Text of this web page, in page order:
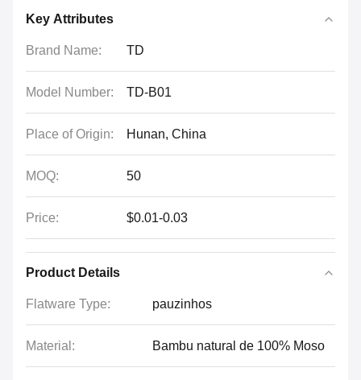
Key Attributes
Brand Name: TD
Model Number: TD-B01
Place of Origin: Hunan, China
MOQ: 50
Price: $0.01-0.03
Product Details
Flatware Type: pauzinhos
Material: Bambu natural de 100% Moso